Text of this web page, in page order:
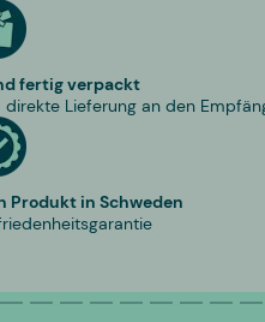
fertig verpackt
Lieferung an den
Produkt in Schweden